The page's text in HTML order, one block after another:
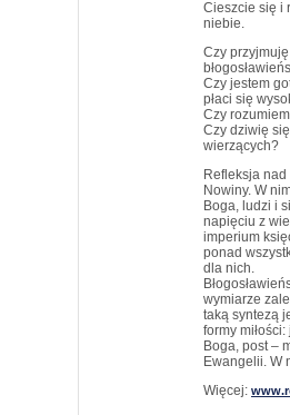
Cieszcie się i
niebie.
Czy
Czy jestem
płaci się
Czy
Czy dziwię
wierzących?
Refleksja
Nowiny. W
Boga, ludzi i
napięciu z
imperium
ponad
dla nich.
wymiarze
taką syntezą
formy
Boga, post –
Ewangelii. W
Więcej: